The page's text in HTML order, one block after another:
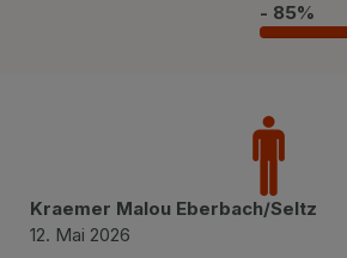
- 85%
85%
Kraemer Malou Eberbach/Seltz
12. Mai 2026